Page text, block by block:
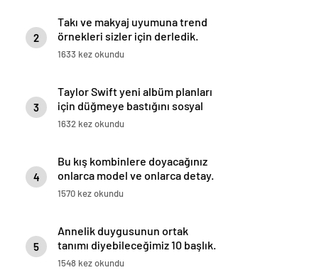
2
Takı ve makyaj uyumuna trend
örnekleri sizler için derledik.
1633 kez okundu
3
Taylor Swift yeni albüm planları
için düğmeye bastığını sosyal
medyadan duyurdu!
1632 kez okundu
4
Bu kış kombinlere doyacağınız
onlarca model ve onlarca detay.
1570 kez okundu
5
Annelik duygusunun ortak
tanımı diyebileceğimiz 10 başlık.
1548 kez okundu